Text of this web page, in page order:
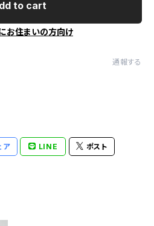
to cart
お住まいの方向け
通報する
ア LINE ポスト